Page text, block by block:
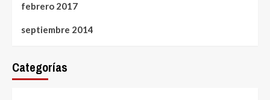
febrero 2017
septiembre 2014
Categorías